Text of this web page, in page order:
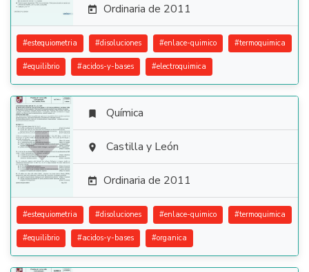
 Ordinaria de 2011
#estequiometria #disoluciones #enlace-quimico #termoquimica
#equilibrio #acidos-y-bases #electroquimica

 Química
 Castilla y León
 Ordinaria de 2011
#estequiometria #disoluciones #enlace-quimico #termoquimica
#equilibrio #acidos-y-bases #organica